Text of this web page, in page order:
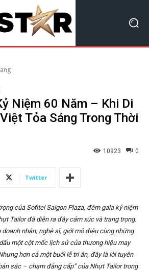
Niệm 60 Năm – Khi Di
Tỏa Sáng Trong Thời
0
10923
Twitter
của Sofitel Saigon Plaza, đêm gala kỷ niệm
Tailor đã diễn ra đầy cảm xúc và trang trọng.
nhân, nghệ sĩ, giới mộ điệu cùng những
một cột mốc lịch sử của thương hiệu may
hơn cả một buổi lễ tri ân, đây là lời tuyên
sắc – chạm đẳng cấp” của Nhựt Tailor trong